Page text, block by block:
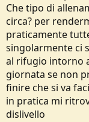
Che tipo di
circa? per
praticamente
singolarmente ci
al rifugio intorno
giornata se non
finire che si va
in pratica mi
dislivello